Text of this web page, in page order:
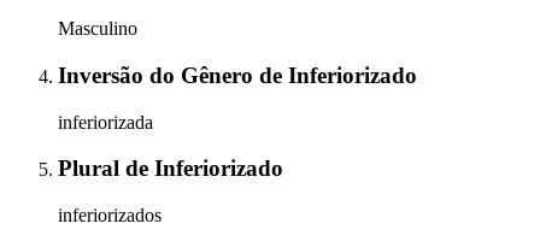
Masculino
Inversão do Gênero de Inferiorizado
inferiorizada
Plural de Inferiorizado
inferiorizados